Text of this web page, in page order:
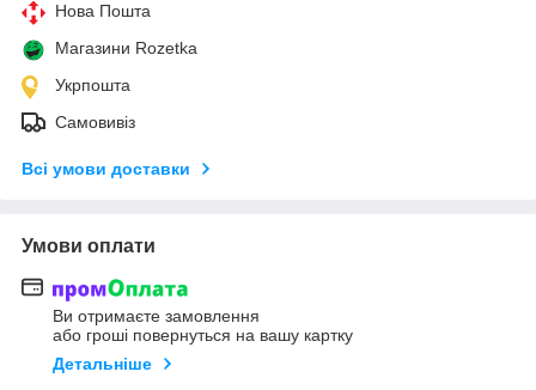
Нова Пошта
Магазини Rozetka
Укрпошта
Самовивіз
Всі умови доставки
Умови оплати
Ви отримаєте замовлення
або гроші повернуться на вашу картку
Детальніше